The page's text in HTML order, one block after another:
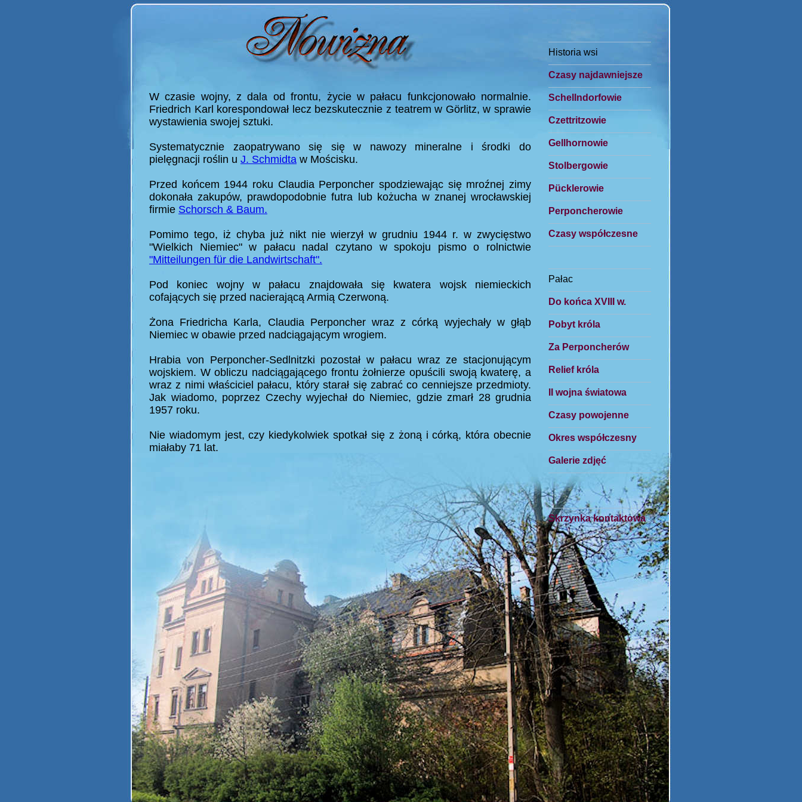
W czasie wojny, z dala od frontu, życie w pałacu funkcjonowało normalnie.
Friedrich Karl korespondował lecz bezskutecznie z teatrem w Görlitz, w sprawie
wystawienia swojej sztuki.
Systematycznie zaopatrywano się się w nawozy mineralne i środki do
pielęgnacji roślin u J. Schmidta w Mościsku.
Przed końcem 1944 roku Claudia Perponcher spodziewając się mroźnej zimy
dokonała zakupów, prawdopodobnie futra lub kożucha w znanej wrocławskiej
firmie Schorsch & Baum.
Pomimo tego, iż chyba już nikt nie wierzył w grudniu 1944 r. w zwycięstwo
"Wielkich Niemiec" w pałacu nadal czytano w spokoju pismo o rolnictwie
"Mitteilungen für die Landwirtschaft".
Pod koniec wojny w pałacu znajdowała się kwatera wojsk niemieckich
cofających się przed nacierającą Armią Czerwoną.
Żona Friedricha Karla, Claudia Perponcher wraz z córką wyjechały w głąb
Niemiec w obawie przed nadciągającym wrogiem.
Hrabia von Perponcher-Sedlnitzki pozostał w pałacu wraz ze stacjonującym
wojskiem. W obliczu nadciągającego frontu żołnierze opuścili swoją kwaterę, a
wraz z nimi właściciel pałacu, który starał się zabrać co cenniejsze przedmioty.
Jak wiadomo, poprzez Czechy wyjechał do Niemiec, gdzie zmarł 28 grudnia
1957 roku.
Nie wiadomym jest, czy kiedykolwiek spotkał się z żoną i córką, która obecnie
miałaby 71 lat.
Historia wsi
Czasy najdawniejsze
Schellndorfowie
Czettritzowie
Gellhornowie
Stolbergowie
Pücklerowie
Perponcherowie
Czasy współczesne
Pałac
Do końca XVIII w.
Pobyt króla
Za Perponcherów
Relief króla
II wojna światowa
Czasy powojenne
Okres współczesny
Galerie zdjęć
Skrzynka kontaktowa